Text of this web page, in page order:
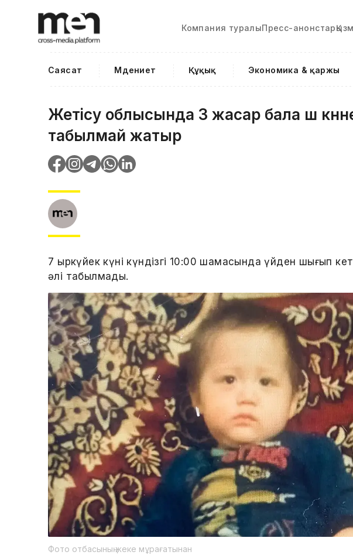
Компания туралыПресс-анонстар
Саясат Мәдениет Құқық Экономика & қаржы
Жетісу облысында 3 жасар бала үш
табылмай жатыр
7 қыркүйек күні күндізгі 10:00 шамасында үйден шығып
әлі табылмады.
Фото отбасының жеке мұрағатынан